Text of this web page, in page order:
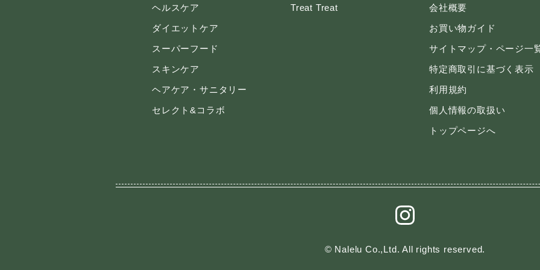
ヘルスケア
ダイエットケア
スーパーフード
スキンケア
ヘアケア・サニタリー
セレクト&コラボ
Treat Treat
会社概要
お買い物ガイド
サイトマップ・ページ一
特定商取引に基づく表示
利用規約
個人情報の取扱い
トップページへ
© Nalelu Co.,Ltd. All rights reserved.